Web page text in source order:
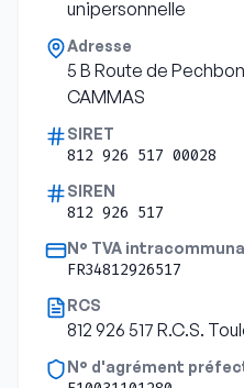
unipersonnelle
Adresse
5 B Route de
CAMMAS
SIRET
812 926 517 00028
SIREN
812 926 517
N° TVA
FR34812926517
RCS
812 926 517 R.C.S.
N° d'agrément